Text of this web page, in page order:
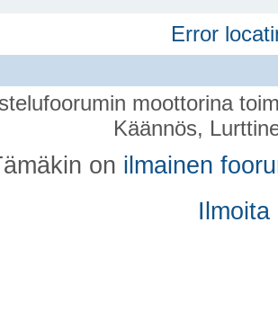
Error
moottorina
Käännös,
on ilmainen